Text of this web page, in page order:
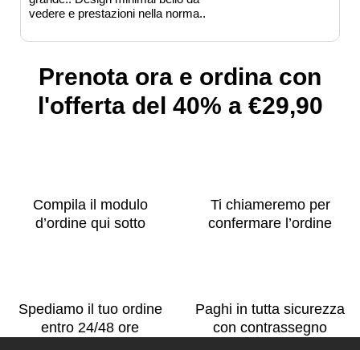
vedere e prestazioni nella norma..
Prenota ora e ordina con
l'offerta del 40% a €29,90
Compila il modulo
d’ordine qui sotto
Ti chiameremo per
confermare l’ordine
Spediamo il tuo ordine
entro 24/48 ore
Paghi in tutta sicurezza
con contrassegno